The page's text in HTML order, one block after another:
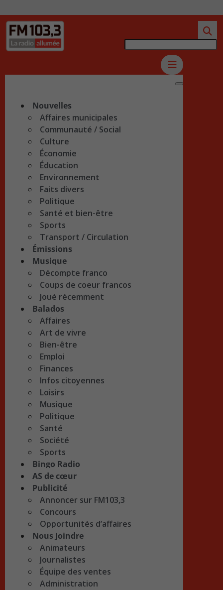
Nouvelles
Affaires municipales
Communauté / Social
Culture
Économie
Éducation
Environnement
Faits divers
Politique
Santé et bien-être
Sports
Transport / Circulation
Émissions
Musique
Décompte franco
Coups de coeur francos
Joué récemment
Balados
Affaires
Art de vivre
Bien-être
Emploi
Finances
Infos citoyennes
Loisirs
Musique
Politique
Santé
Société
Sports
Bingo Radio
AS de cœur
Publicité
Annoncer sur FM103,3
Concours
Opportunités d’affaires
Nous Joindre
Animateurs
Journalistes
Équipe des ventes
Administration